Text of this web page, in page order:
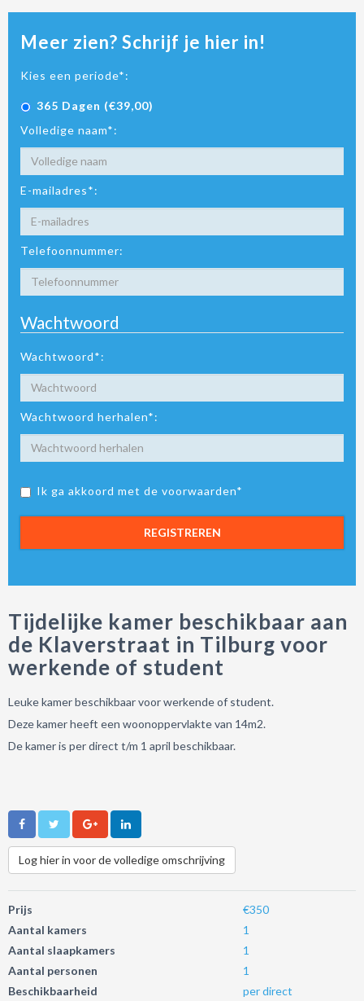
Meer zien? Schrijf je hier in!
Kies een periode*:
365 Dagen (€39,00)
Volledige naam*:
E-mailadres*:
Telefoonnummer:
Wachtwoord
Wachtwoord*:
Wachtwoord herhalen*:
Ik ga akkoord met de voorwaarden*
REGISTREREN
Tijdelijke kamer beschikbaar aan
de Klaverstraat in Tilburg voor
werkende of student
Leuke kamer beschikbaar voor werkende of student.
Deze kamer heeft een woonoppervlakte van 14m2.
De kamer is per direct t/m 1 april beschikbaar.
Log hier in voor de volledige omschrijving
Prijs
€350
Aantal kamers
1
Aantal slaapkamers
1
Aantal personen
1
Beschikbaarheid
per direct